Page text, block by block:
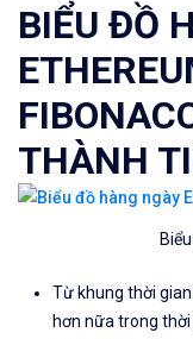
BIỂU ĐỒ
THÀNH
Từ khung thời
hơn nữa trong